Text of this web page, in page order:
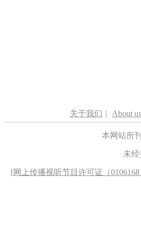
关于我们 | About us
本网站所
未
[网上传播视听节目许可证（0106168